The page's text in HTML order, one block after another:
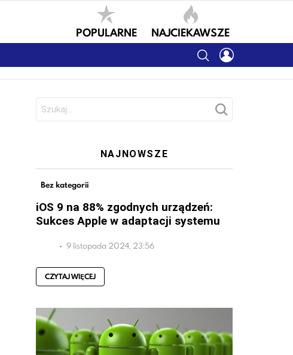
POPULARNE NAJCIEKAWSZE
SEARCH
NAJNOWSZE
Bez kategorii
iOS 9 na 88% zgodnych urządzeń:
Sukces Apple w adaptacji systemu
9 listopada 2024, 23:56
CZYTAJ WIĘCEJ